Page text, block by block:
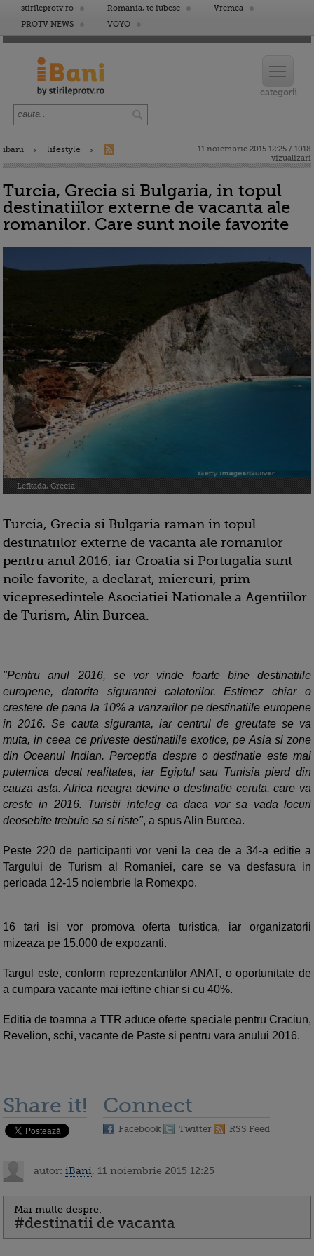
stirileprotv.ro Romania, te iubesc
Vremea
PROTV NEWS
VOYO
ibani lifestyle
11 noiembrie 2015 12:25 / 1018
vizualizari
Turcia, Grecia si Bulgaria, in topul
destinatiilor externe de vacanta ale
romanilor. Care sunt noile favorite
Lefkada, Grecia
Turcia, Grecia si Bulgaria raman in topul
destinatiilor externe de vacanta ale romanilor
pentru anul 2016, iar Croatia si Portugalia sunt
noile favorite, a declarat, miercuri, prim-
vicepresedintele Asociatiei Nationale a Agentiilor
de Turism, Alin Burcea.
"Pentru anul 2016, se vor vinde foarte bine destinatiile
europene, datorita sigurantei calatorilor. Estimez chiar o
crestere de pana la 10% a vanzarilor pe destinatiile europene
in 2016. Se cauta siguranta, iar centrul de greutate se va
muta, in ceea ce priveste destinatiile exotice, pe Asia si zone
din Oceanul Indian. Perceptia despre o destinatie este mai
puternica decat realitatea, iar Egiptul sau Tunisia pierd din
cauza asta. Africa neagra devine o destinatie ceruta, care va
creste in 2016. Turistii inteleg ca daca vor sa vada locuri
deosebite trebuie sa si riste", a spus Alin Burcea.
Peste 220 de participanti vor veni la cea de a 34-a editie a
Targului de Turism al Romaniei, care se va desfasura in
perioada 12-15 noiembrie la Romexpo.
16 tari isi vor promova oferta turistica, iar organizatorii
mizeaza pe 15.000 de expozanti.
Targul este, conform reprezentantilor ANAT, o oportunitate de
a cumpara vacante mai ieftine chiar si cu 40%.
Editia de toamna a TTR aduce oferte speciale pentru Craciun,
Revelion, schi, vacante de Paste si pentru vara anului 2016.
Share it! Connect
Facebook Twitter RSS Feed
autor: iBani , 11 noiembrie 2015 12:25
Mai multe despre:
#destinatii de vacanta